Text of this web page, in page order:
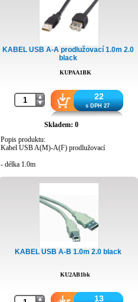
KABEL USB A-A prodlužovací 1.0m 2.0
black
KUPAA1BK
22
s DPH 27
Skladem: 0
Popis produktu:
Kabel USB A(M)-A(F) prodlužovací
- délka 1.0m
KABEL USB A-B 1.0m 2.0 black
KU2AB1bk
13